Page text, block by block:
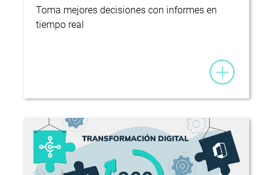
Toma mejores decisiones con informes en
tiempo real